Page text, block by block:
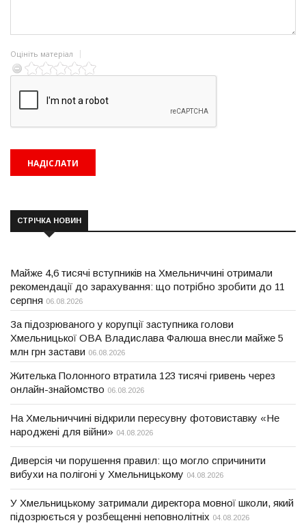
Оцініть матеріал
СТРІЧКА НОВИН
Майже 4,6 тисячі вступників на Хмельниччині отримали
рекомендації до зарахування: що потрібно зробити до 11
серпня 06.08.2026
За підозрюваного у корупції заступника голови
Хмельницької ОВА Владислава Фалюша внесли майже 5
млн грн застави 06.08.2026
Жителька Полонного втратила 123 тисячі гривень через
онлайн-знайомство 06.08.2026
На Хмельниччині відкрили пересувну фотовиставку «Не
народжені для війни» 04.08.2026
Диверсія чи порушення правил: що могло спричинити
вибухи на полігоні у Хмельницькому 04.08.2026
У Хмельницькому затримали директора мовної школи, який
підозрюється у розбещенні неповнолітніх 04.08.2026